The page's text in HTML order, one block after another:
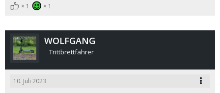
1 1
WOLFGANG
Trittbrettfahrer
10. Juli 2023